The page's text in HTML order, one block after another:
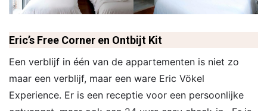
Eric’s Free Corner en Ontbijt Kit
Een verblijf in één van de appartementen is niet zo
maar een verblijf, maar een ware Eric Vökel
Experience. Er is een receptie voor een persoonlijke